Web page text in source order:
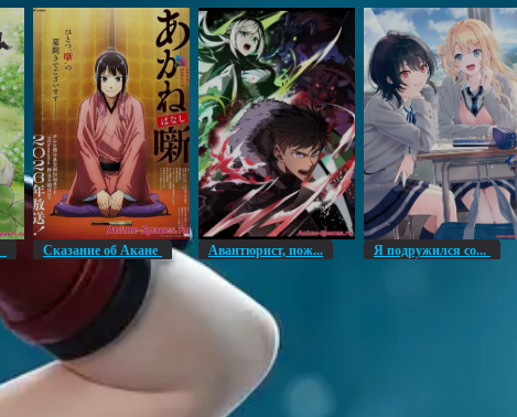
Сказание об Акане Авантюрист, пож... Я подружился со...